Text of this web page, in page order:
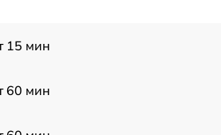
15 мин
60 мин